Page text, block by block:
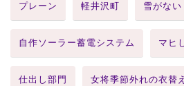
プレーン 軽井沢町 雪がない
自作ソーラー蓄電システム マヒ
仕出し部門 女将季節外れの衣替え